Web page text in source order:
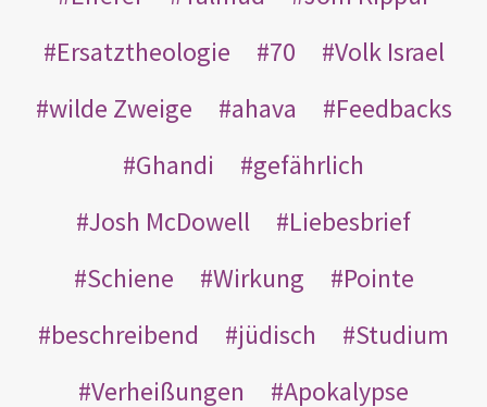
Ersatztheologie
70
Volk Israel
wilde Zweige
ahava
Feedbacks
Ghandi
gefährlich
Josh McDowell
Liebesbrief
Schiene
Wirkung
Pointe
beschreibend
jüdisch
Studium
Verheißungen
Apokalypse